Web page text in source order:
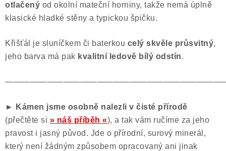
otlačený od okolní mateční horniny, takže nemá úplně
klasické hladké stěny a typickou špičku.
Křišťál je sluníčkem či baterkou celý skvěle průsvitný,
jeho barva má pak kvalitní ledově bílý odstín.
►
Kámen jsme osobně nalezli v čisté přírodě
(přečtěte si » náš příběh «), a tak vám ručíme za jeho
pravost i jasný původ. Jde o přírodní, surový minerál,
který není žádným způsobem opracovaný ani jinak